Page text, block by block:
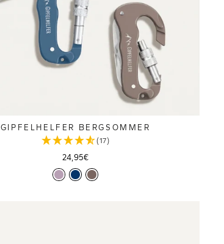
GIPFELHELFER BERGSOMMER
(17)
24,95€